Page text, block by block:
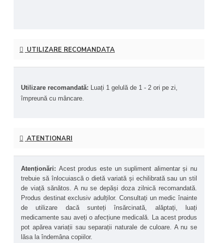
Protecție antioxidantă – Neutralizează radicalii liberi,
mitocondriilor, ajutând la conversia nutrienților în
energie celulară (ATP).
îmbunătățească nivelul energetic și sănătatea
CoQ10 este frecvent recomandată persoanelor care
urmează tratamente cu statine, deoarece acestea pot
reduce nivelul natural de CoQ10 din organism.
Susținerea funcției cerebrale – CoQ10 este implicat
în sănătatea neurologică, contribuind la protecția
celulelor nervoase împotriva stresului oxidativ.
Întârzierea proceselor de îmbătrânire – Studiile
arată că suplimentarea cu CoQ10 poate contribui la
UTILIZARE RECOMANDATA
Utilizare recomandată: Luați 1 gelulă de 1 - 2 ori pe zi,
împreună cu mâncare.
ATENTIONARI
Atenționări: Acest produs este un supliment alimentar și nu
trebuie să înlocuiască o dietă variată și echilibrată sau un stil
de viață sănătos. A nu se depăși doza zilnică recomandată.
Produs destinat exclusiv adulților. Consultați un medic înainte
de utilizare dacă sunteți însărcinată, alăptați, luați
medicamente sau aveți o afecțiune medicală. La acest produs
pot apărea variații sau separații naturale de culoare. A nu se
lăsa la îndemâna copiilor.